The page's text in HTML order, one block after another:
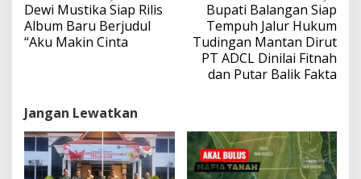
a
v
i
p
o
s
Dewi Mustika Siap Rilis
Album Baru Berjudul
“Aku Makin Cinta
Bupati Balangan Siap
Tempuh Jalur Hukum
Tudingan Mantan Dirut
PT ADCL Dinilai Fitnah
dan Putar Balik Fakta
Jangan Lewatkan